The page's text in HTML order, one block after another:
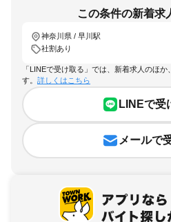
この条件の新着求
神奈川県 / 早川駅
社割あり
「LINEで受け取る」では、新着求人のほ
す。 詳しくはこちら
LINEで受
メールで